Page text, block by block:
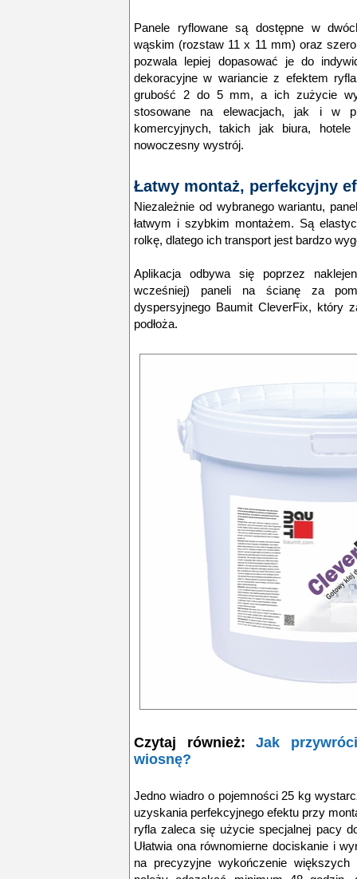
Panele ryflowane są dostępne w
wąskim (rozstaw 11 x 11 mm) oraz
pozwala lepiej dopasować je do
dekoracyjne w wariancie z efektem
grubość 2 do 5 mm, a ich zużycie
stosowane na elewacjach, jak i w
komercyjnych, takich jak biura,
nowoczesny wystrój.
Łatwy montaż, perfekcyjny
Niezależnie od wybranego wariantu,
łatwym i szybkim montażem. Są
rolkę, dlatego ich transport jest bardzo
Aplikacja odbywa się poprzez
wcześniej) paneli na ścianę za
dyspersyjnego Baumit CleverFix, który
podłoża.
Czytaj również:Jak
wiosnę?
Jedno wiadro o pojemności 25 kg
uzyskania perfekcyjnego efektu przy
ryfla zaleca się użycie specjalnej pacy
Ułatwia ona równomierne dociskanie i
na precyzyjne wykończenie większych